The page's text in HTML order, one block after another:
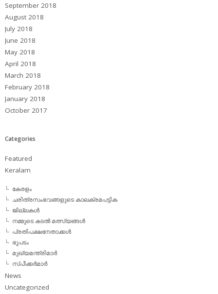
September 2018
August 2018
July 2018
June 2018
May 2018
April 2018
March 2018
February 2018
January 2018
October 2017
Categories
Featured
Keralam
കേരളം
ചരിത്രസംഭവങ്ങളുടെ കാലക്രമപട്ടിക
ജില്ലകള്‍
നമ്മുടെ കടല്‍ മത്സ്യങ്ങള്‍
പ്രതിപക്ഷനേതാക്കള്‍
ഭൂപടം
മുഖ്യമന്ത്രിമാര്‍
സ്പീക്കര്‍മാര്‍
News
Uncategorized